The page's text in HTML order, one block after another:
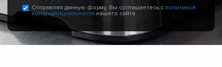
Отправляя данную форму, Вы соглашаетесь с политикой
конфиденциальности нашего сайта